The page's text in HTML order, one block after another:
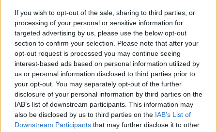
If you wish to opt-out of the sale, sharing to third parties, or
processing of your personal or sensitive information for
targeted advertising by us, please use the below opt-out
section to confirm your selection. Please note that after your
opt-out request is processed you may continue seeing
interest-based ads based on personal information utilized by
us or personal information disclosed to third parties prior to
your opt-out. You may separately opt-out of the further
disclosure of your personal information by third parties on the
IAB’s list of downstream participants. This information may
also be disclosed by us to third parties on the IAB’s List of
Downstream Participants that may further disclose it to other
00:22:51
05.08.2026 Preses
klubs 3. daļa
5. augusts
Pievienot komentāru